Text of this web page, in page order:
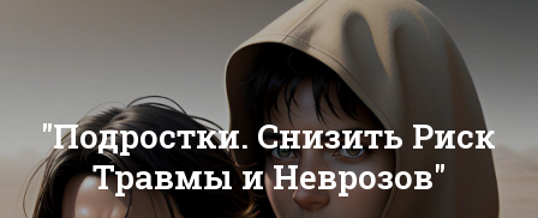
"Подростки. Снизить Риск
Травмы и Неврозов"